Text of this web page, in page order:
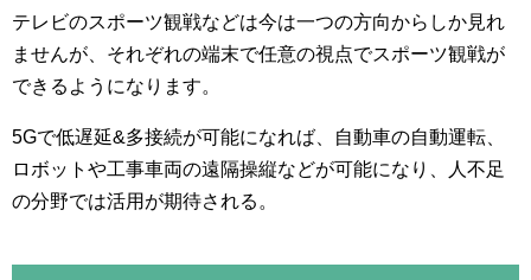
テレビのスポーツ観戦などは今は一つの方向からしか見れ
ませんが、それぞれの端末で任意の視点でスポーツ観戦が
できるようになります。
5Gで低遅延&多接続が可能になれば、自動車の自動運転、
ロボットや工事車両の遠隔操縦などが可能になり、人不足
の分野では活用が期待される。